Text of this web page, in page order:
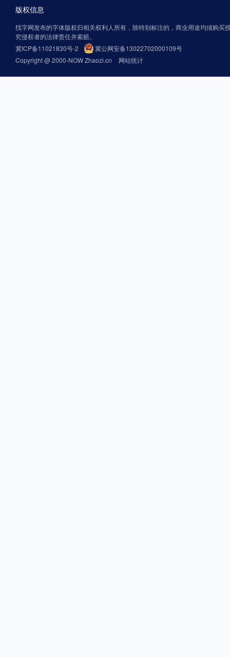
版权信息
找字网发布的字体版权归相关权利人所有，除特别标注的，商业用途均须购买
究侵权者的法律责任并索赔。
冀ICP备11021830号-2
冀公网安备13022702000109号
Copyright @ 2000-NOW Zhaozi.cn
网站统计